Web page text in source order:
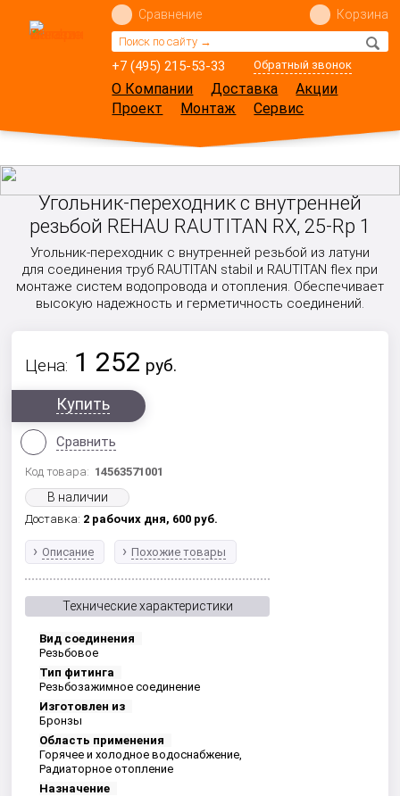
+7 (495) 215-53-33 Обратный звонок
Сравнение Корзина
О Компании Доставка
Акции
Проект
Монтаж Сервис
Угольник-переходник с внутренней
резьбой REHAU RAUTITAN RX, 25-Rp 1
Угольник-переходник с внутренней резьбой из латуни
для соединения труб RAUTITAN stabil и RAUTITAN flex при
монтаже систем водопровода и отопления. Обеспечивает
высокую надежность и герметичность соединений.
Цена: 1 252 руб.
Купить
Сравнить
Код товара: 14563571001
В наличии
Доставка: 2 рабочих дня, 600 руб.
Описание Похожие товары
Технические характеристики
Вид соединения
Резьбовое
Тип фитинга
Резьбозажимное соединение
Изготовлен из
Бронзы
Область применения
Горячее и холодное водоснабжение,
Радиаторное отопление
Назначение